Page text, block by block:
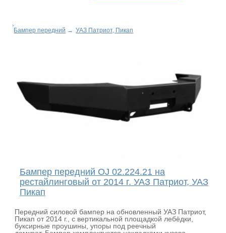
Бампер передний → УАЗ Патриот, Пикап
Бампер передний OJ 02.224.21 на
рестайлинговый от 2014 г. УАЗ Патриот, УАЗ
Пикап
Передний силовой бампер на обновленный УАЗ Патриот,
Пикап от 2014 г., с вертикальной площадкой лебёдки,
буксирные проушины, упоры под реечный